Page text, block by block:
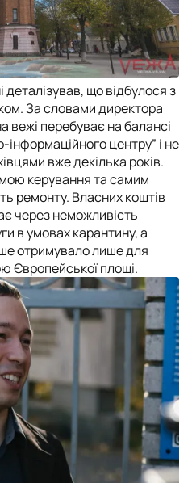
деталізував, що відбулося з
За словами директора
вежі перебуває на балансі
інформаційного центру” і не
вже декілька років.
керування та самим
ремонту. Власних коштів
через неможливість
в умовах карантину, а
отримувало лише для
Європейської площі.